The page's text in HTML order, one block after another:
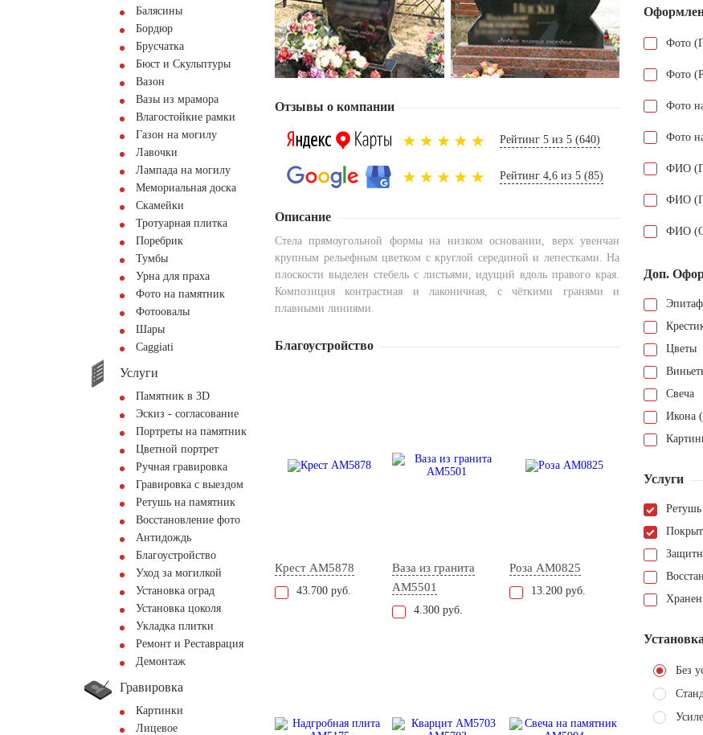
Балясины
Бордюр
Брусчатка
Бюст и Скульптуры
Вазон
Вазы из мрамора
Влагостойкие рамки
Газон на могилу
Лавочки
Лампада на могилу
Мемориальная доска
Скамейки
Тротуарная плитка
Поребрик
Тумбы
Урна для праха
Фото на памятник
Фотоовалы
Шары
Сaggiati
Услуги
Памятник в 3D
Эскиз - согласование
Портреты на памятник
Цветной портрет
Ручная гравировка
Гравировка с выездом
Ретушь на памятник
Восстановление фото
Антидождь
Благоустройство
Уход за могилкой
Установка оград
Установка цоколя
Укладка плитки
Ремонт и Реставрация
Демонтаж
Гравировка
Картинки
Лицевое
Отзывы о компании
Рейтинг 5 из 5 (640)
Рейтинг 4,6 из 5 (85)
Описание
Стела прямоугольной формы на низком основании, верх увенчан
крупным рельефным цветком с круглой серединой и лепестками. На
плоскости выделен стебель с листьями, идущий вдоль правого края.
Композиция контрастная и лаконичная, с чёткими гранями и
плавными линиями.
Благоустройство
Крест AM5878
43.700 руб.
Ваза из гранита
AM5501
4.300 руб.
Роза AM0825
13.200 руб.
Фото
Фото
Фото
Фото
ФИО
ФИО
ФИО
Доп.
Цветы
Свеча
Икона
Услуги
Установка
Без